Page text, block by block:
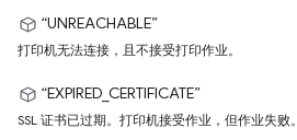
“UNREACHABLE”
打印机无法连接，且不接受打印作业。
“EXPIRED_CERTIFICATE”
SSL 证书已过期。打印机接受作业，但作业失败。